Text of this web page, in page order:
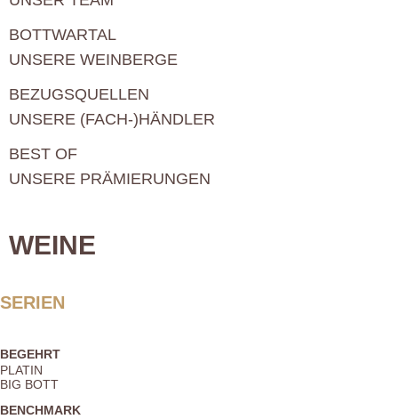
BOTTWARTAL
UNSERE WEINBERGE
BEZUGSQUELLEN
UNSERE (FACH-)HÄNDLER
BEST OF
UNSERE PRÄMIERUNGEN
WEINE
SERIEN
BEGEHRT
PLATIN
BIG BOTT
BENCHMARK